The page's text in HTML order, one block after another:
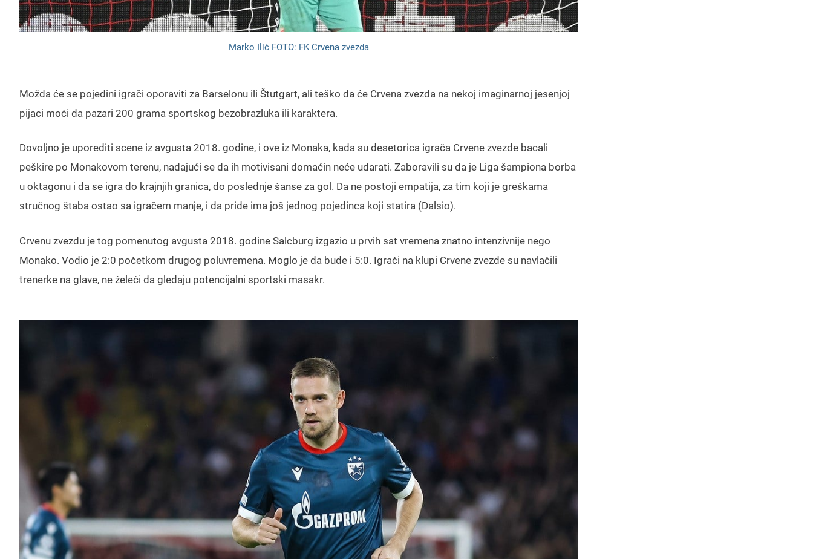
Marko Ilić FOTO: FK Crvena zvezda
Možda će se pojedini igrači oporaviti za Barselonu ili Štutgart, ali teško da će Crvena zvezda na nekoj imaginarnoj jesenjoj
pijaci moći da pazari 200 grama sportskog bezobrazluka ili karaktera.
Dovoljno je uporediti scene iz avgusta 2018. godine, i ove iz Monaka, kada su desetorica igrača Crvene zvezde bacali
peškire po Monakovom terenu, nadajući se da ih motivisani domaćin neće udarati. Zaboravili su da je Liga šampiona borba
u oktagonu i da se igra do krajnjih granica, do poslednje šanse za gol. Da ne postoji empatija, za tim koji je greškama
stručnog štaba ostao sa igračem manje, i da pride ima još jednog pojedinca koji statira (Dalsio).
Crvenu zvezdu je tog pomenutog avgusta 2018. godine Salcburg izgazio u prvih sat vremena znatno intenzivnije nego
Monako. Vodio je 2:0 početkom drugog poluvremena. Moglo je da bude i 5:0. Igrači na klupi Crvene zvezde su navlačili
trenerke na glave, ne želeći da gledaju potencijalni sportski masakr.